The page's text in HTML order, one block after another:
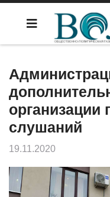
организации
слушаний
19.11.2020